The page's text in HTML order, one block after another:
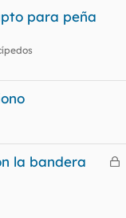
para peña
C
la bandera